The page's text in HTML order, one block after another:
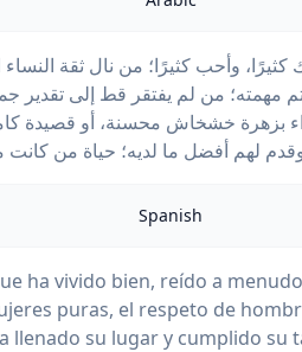
وأحب كثيرًا؛ من نال ثقة النساء
مهمته؛ من لم يفتقر قط إلى تقدير
خشخاش محسنة، أو قصيدة
Spanish
ha vivido bien, reído a
puras, el respeto de
llenado su lugar y cumplido su